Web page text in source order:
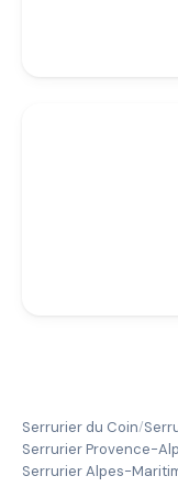
Serrurier du Coin/
Serrurier Provence-
Serrurier Alpes-